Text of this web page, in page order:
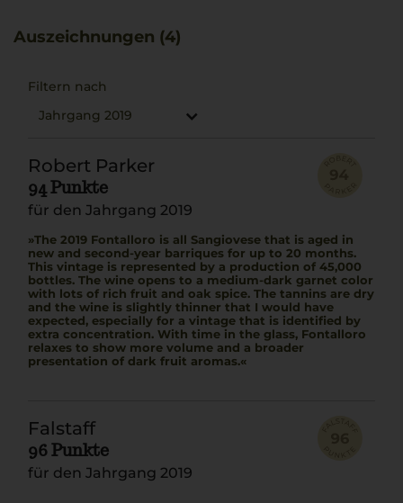
Auszeichnungen (4)
Filtern nach
Jahrgang 2019
Robert Parker
94 Punkte
für den Jahrgang 2019
The 2019 Fontalloro is all Sangiovese that is aged in
new and second-year barriques for up to 20 months.
This vintage is represented by a production of 45,000
bottles. The wine opens to a medium-dark garnet color
with lots of rich fruit and oak spice. The tannins are dry
and the wine is slightly thinner that I would have
expected, especially for a vintage that is identified by
extra concentration. With time in the glass, Fontalloro
relaxes to show more volume and a broader
presentation of dark fruit aromas.
Falstaff
96 Punkte
für den Jahrgang 2019